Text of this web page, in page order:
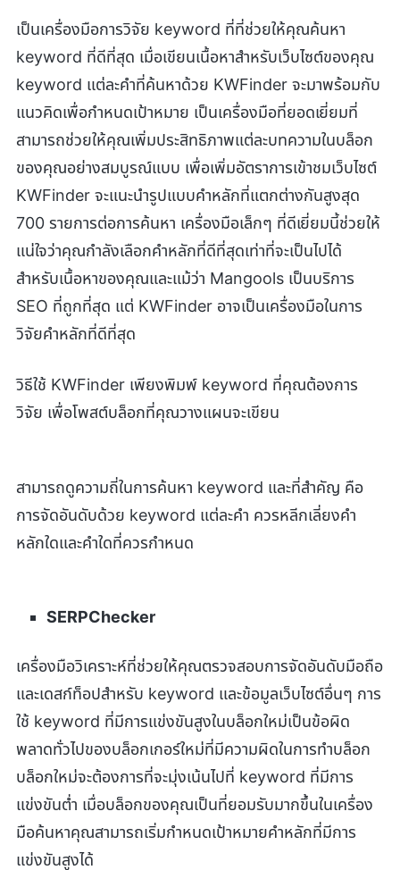
เป็นเครื่องมือการวิจัย keyword ที่ที่ช่วยให้คุณค้นหา
keyword ที่ดีที่สุด เมื่อเขียนเนื้อหาสำหรับเว็บไซต์ของคุณ
keyword แต่ละคำที่ค้นหาด้วย KWFinder จะมาพร้อมกับ
แนวคิดเพื่อกำหนดเป้าหมาย เป็นเครื่องมือที่ยอดเยี่ยมที่
สามารถช่วยให้คุณเพิ่มประสิทธิภาพแต่ละบทความในบล็อก
ของคุณอย่างสมบูรณ์แบบ เพื่อเพิ่มอัตราการเข้าชมเว็บไซต์
KWFinder จะแนะนำรูปแบบคำหลักที่แตกต่างกันสูงสุด
700 รายการต่อการค้นหา เครื่องมือเล็กๆ ที่ดีเยี่ยมนี้ช่วยให้
แน่ใจว่าคุณกำลังเลือกคำหลักที่ดีที่สุดเท่าที่จะเป็นไปได้
สำหรับเนื้อหาของคุณและแม้ว่า Mangools เป็นบริการ
SEO ที่ถูกที่สุด แต่ KWFinder อาจเป็นเครื่องมือในการ
วิจัยคำหลักที่ดีที่สุด
วิธีใช้ KWFinder เพียงพิมพ์ keyword ที่คุณต้องการ
วิจัย เพื่อโพสต์บล็อกที่คุณวางแผนจะเขียน
สามารถดูความถี่ในการค้นหา keyword และที่สำคัญ คือ
การจัดอันดับด้วย keyword แต่ละคำ ควรหลีกเลี่ยงคำ
หลักใดและคำใดที่ควรกำหนด
SERPChecker
เครื่องมือวิเคราะห์ที่ช่วยให้คุณตรวจสอบการจัดอันดับมือถือ
และเดสก์ท็อปสำหรับ keyword และข้อมูลเว็บไซต์อื่นๆ การ
ใช้ keyword ที่มีการแข่งขันสูงในบล็อกใหม่เป็นข้อผิด
พลาดทั่วไปของบล็อกเกอร์ใหม่ที่มีความผิดในการทำบล็อก
บล็อกใหม่จะต้องการที่จะมุ่งเน้นไปที่ keyword ที่มีการ
แข่งขันต่ำ เมื่อบล็อกของคุณเป็นที่ยอมรับมากขึ้นในเครื่อง
มือค้นหาคุณสามารถเริ่มกำหนดเป้าหมายคำหลักที่มีการ
แข่งขันสูงได้